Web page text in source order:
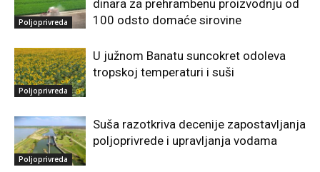
Poljoprivreda
dinara za prehrambenu proizvodnju od
100 odsto domaće sirovine
Poljoprivreda
U južnom Banatu suncokret odoleva
tropskoj temperaturi i suši
Poljoprivreda
Suša razotkriva decenije zapostavljanja
poljoprivrede i upravljanja vodama